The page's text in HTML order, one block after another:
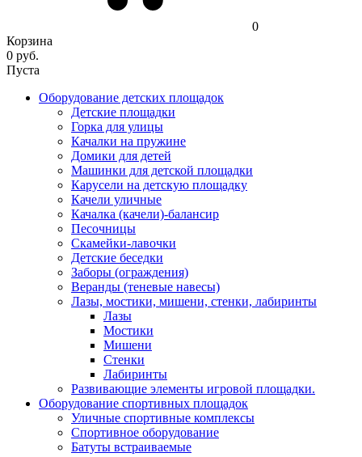
0
Корзина
0 руб.
Пуста
Оборудование детских площадок
Детские площадки
Горка для улицы
Качалки на пружине
Домики для детей
Машинки для детской площадки
Карусели на детскую площадку
Качели уличные
Качалка (качели)-балансир
Песочницы
Скамейки-лавочки
Детские беседки
Заборы (ограждения)
Веранды (теневые навесы)
Лазы, мостики, мишени, стенки, лабиринты
Лазы
Мостики
Мишени
Стенки
Лабиринты
Развивающие элементы игровой площадки.
Оборудование спортивных площадок
Уличные спортивные комплексы
Спортивное оборудование
Батуты встраиваемые